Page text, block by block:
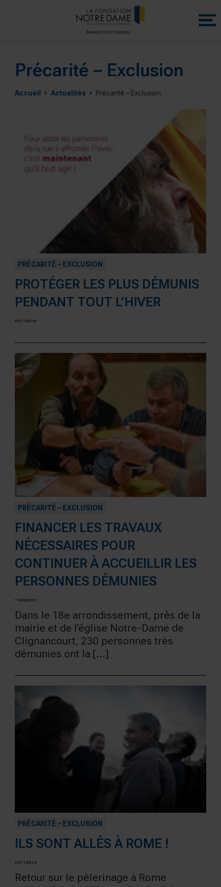
Menu
Précarité – Exclusion
Accueil Actualités Précarité – Exclusion
PRÉCARITÉ – EXCLUSION
PROTÉGER LES PLUS DÉMUNIS
PENDANT TOUT L’HIVER
02/11/2015
PRÉCARITÉ – EXCLUSION
FINANCER LES TRAVAUX
NÉCESSAIRES POUR
CONTINUER À ACCUEILLIR LES
PERSONNES DÉMUNIES
11/02/2015
Dans le 18e arrondissement, près de la
mairie et de l’église Notre-Dame de
Clignancourt, 230 personnes très
démunies ont la […]
PRÉCARITÉ – EXCLUSION
ILS SONT ALLÉS À ROME !
03/11/2014
Retour sur le pèlerinage à Rome